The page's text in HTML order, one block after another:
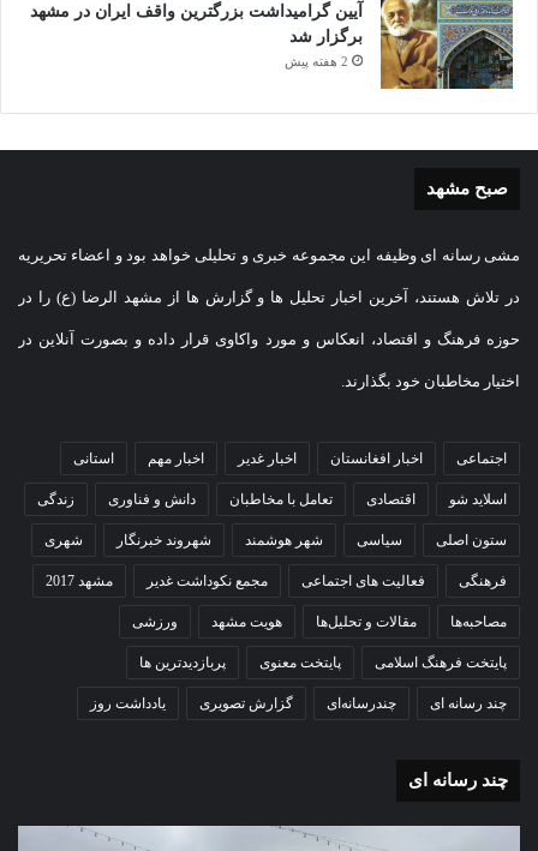
آیین گرامیداشت بزرگترین واقف ایران در مشهد
برگزار شد
2 هفته پیش
صبح مشهد
مشی رسانه ای وظیفه این مجموعه خبری و تحلیلی خواهد بود و اعضاء تحریریه
در تلاش هستند، آخرین اخبار تحلیل ها و گزارش ها از مشهد الرضا (ع) را در
حوزه فرهنگ و اقتصاد، انعکاس و مورد واکاوی قرار داده و بصورت آنلاین در
اختیار مخاطبان خود بگذارند.
اجتماعی اخبار افغانستان اخبار غدیر اخبار مهم استانی
اسلاید شو اقتصادی تعامل با مخاطبان دانش و فناوری زندگی
ستون اصلی سیاسی شهر هوشمند شهروند خبرنگار شهری
فرهنگی فعالیت های اجتماعی مجمع نکوداشت غدیر مشهد 2017
مصاحبه‌ها مقالات و تحلیل‌ها هویت مشهد ورزشی
پایتخت فرهنگ اسلامی پایتخت معنوی پربازدیدترین ها
چند رسانه ای چندرسانه‌ای گزارش تصویری یادداشت روز
چند رسانه ای